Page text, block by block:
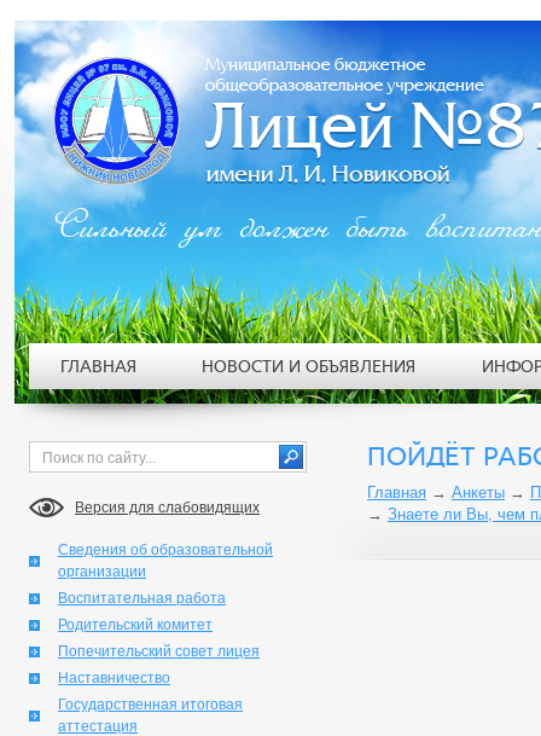
Версия для слабовидящих
Сведения об образовательной
организации
Воспитательная работа
Родительский комитет
Попечительский совет лицея
Наставничество
Государственная итоговая
аттестация
ПОЙДЁТ
Главная → Анкеты →
→ Знаете ли Вы, чем
Сильный ум должен быть
ГЛАВНАЯ НОВОСТИ И ОБЪЯВЛЕНИЯ